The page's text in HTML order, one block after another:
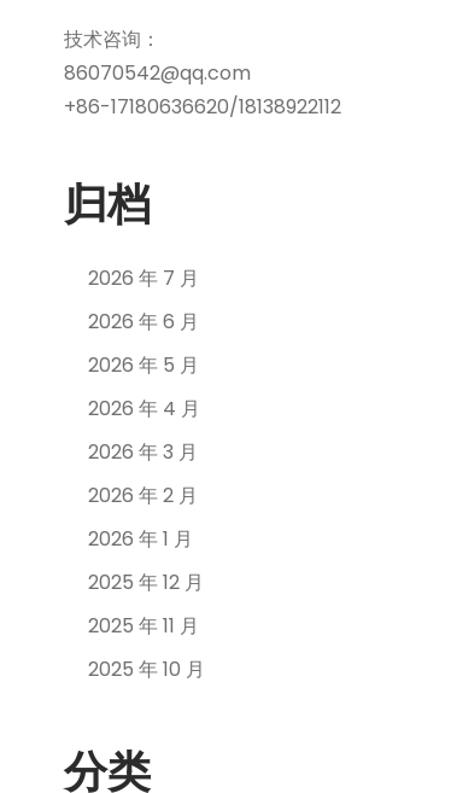
技术咨询：
86070542@qq.com
+86-17180636620/18138922112
归档
2026 年 7 月
2026 年 6 月
2026 年 5 月
2026 年 4 月
2026 年 3 月
2026 年 2 月
2026 年 1 月
2025 年 12 月
2025 年 11 月
2025 年 10 月
分类